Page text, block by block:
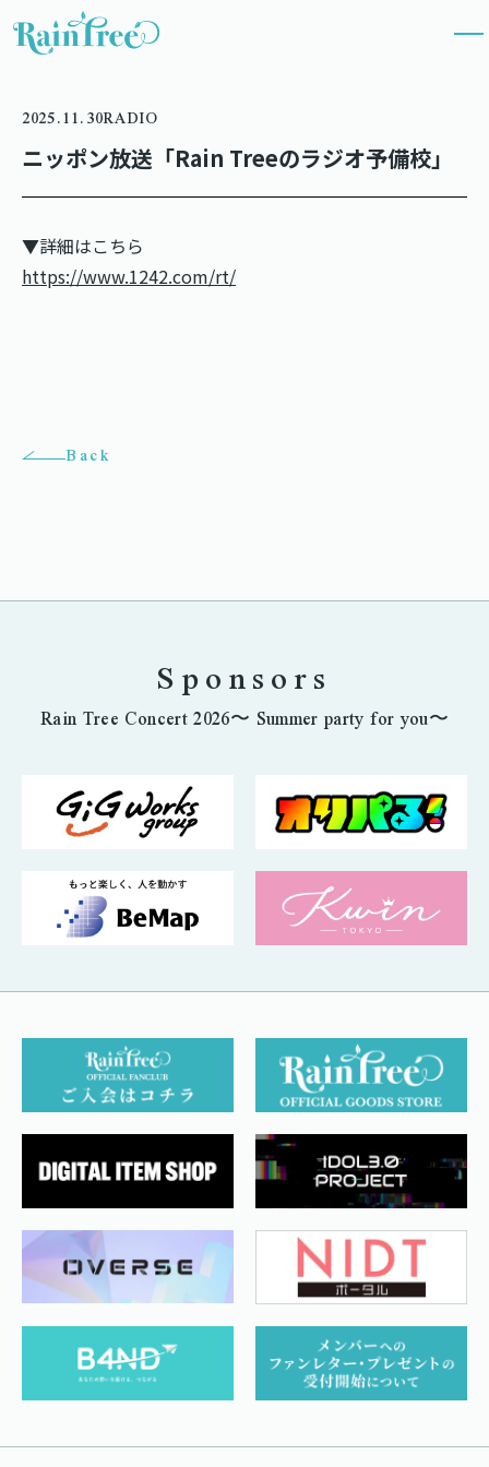
2025.11.30RADIO
ニッポン放送「Rain Treeのラジオ予備校」
▼詳細はこちら
https://www.1242.com/rt/
Back
Sponsors
Rain Tree Concert 2026〜 Summer party for you〜